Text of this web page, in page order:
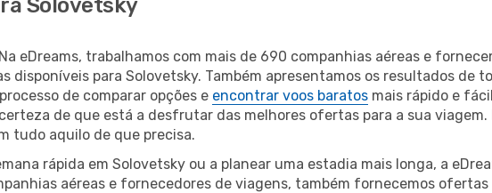
Solovetsky
eDreams, trabalhamos com mais de 690 companhias aéreas e
disponíveis para Solovetsky. Também apresentamos os resultados de
de comparar opções e encontrar voos baratos mais rápido e
de que está a desfrutar das melhores ofertas para a sua viagem.
tudo aquilo de que precisa.
rápida em Solovetsky ou a planear uma estadia mais longa, a
aéreas e fornecedores de viagens, também fornecemos